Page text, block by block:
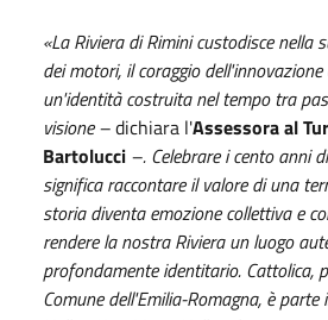
«La Riviera di Rimini custodisce nella
dei motori, il coraggio
un'identità costruita nel tempo tra
visione –dichiara l'Assessora al
Bartolucci –. Celebrare i cento anni
significa raccontare il valore di una
storia diventa emozione collettiva e
rendere la nostra Riviera un luogo
profondamente identitario. Cattolica,
Comune dell'Emilia-Romagna, è